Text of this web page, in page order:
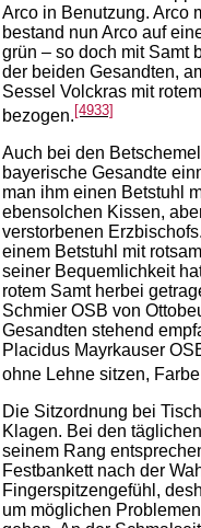
Arco in Benutzung. Arco
bestand nun Arco auf
grün – so doch mit Samt
der beiden Gesandten,
Sessel Volckras mit
bezogen. [4933]
Auch bei den
bayerische Gesandte
man ihm einen Betstuhl
ebensolchen Kissen,
verstorbenen
einem Betstuhl mit
seiner Bequemlichkeit
rotem Samt herbei
Schmier OSB von
Gesandten stehend
Placidus Mayrkauser
ohne Lehne sitzen,
Die Sitzordnung bei
Klagen. Bei den
seinem Rang
Festbankett nach der
Fingerspitzengefühl,
um möglichen